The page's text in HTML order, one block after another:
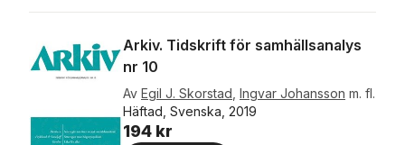
Arkiv. Tidskrift för samhällsanalys
nr 10
Av Egil J. Skorstad Ingvar Johansson m. fl.
Häftad, Svenska, 2019
194 kr